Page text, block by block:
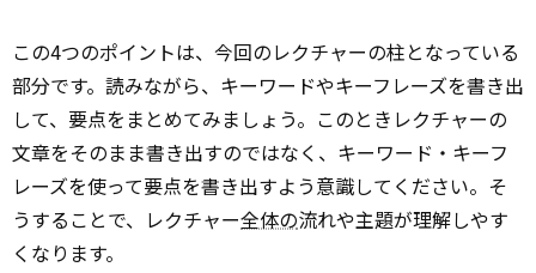
この4つのポイントは、今回のレクチャーの柱となっている
部分です。読みながら、キーワードやキーフレーズを書き出
して、要点をまとめてみましょう。このときレクチャーの
文章をそのまま書き出すのではなく、キーワード・キーフ
レーズを使って要点を書き出すよう意識してください。そ
うすることで、レクチャー全体の流れや主題が理解しやす
くなります。